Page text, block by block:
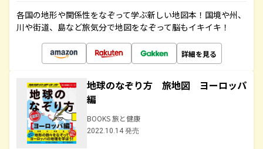
各国の地形や関係性をなぞって学ぶ新しい地図本！国境や州、
川や街道、島など旅気分で地図をなぞって脳もイキイキ！
詳細を見る
地球のなぞり方 旅地図 ヨーロッパ
編
BOOKS 旅と健康
2022.10.14 発売